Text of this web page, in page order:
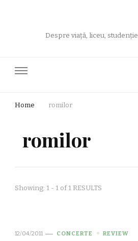
Despre viață, liceu,
Home romilor
romilor
Showing: 1 - 1 of 1 RESULTS
12/04/2011 CONCERTE REVIEW